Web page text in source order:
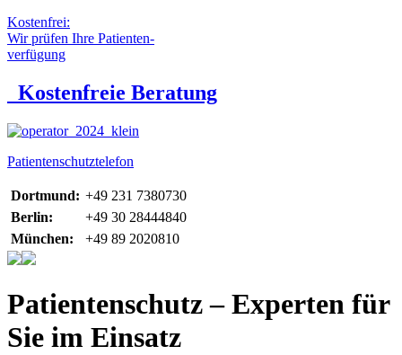
Kostenfrei:
Wir prüfen Ihre Patienten-
verfügung
Kostenfreie Beratung
Patientenschutztelefon
Dortmund: +49 231 7380730
Berlin:
+49 30 28444840
München:
+49 89 2020810
Patientenschutz – Experten für
Sie im Einsatz